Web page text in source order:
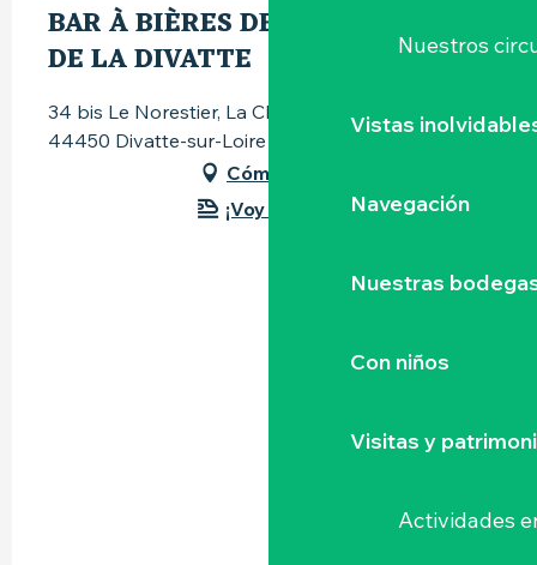
Nuestros
Vistas
Navegación
Nuestras
Con niños
Visitas y
Actividades
BAR À BIÈRES DE LA BRASSERIE
DE LA DIVATTE
34 bis Le Norestier, La Chapelle Basse Mer,
44450 Divatte-sur-Loire
Cómo llegar
¡Voy en tren!